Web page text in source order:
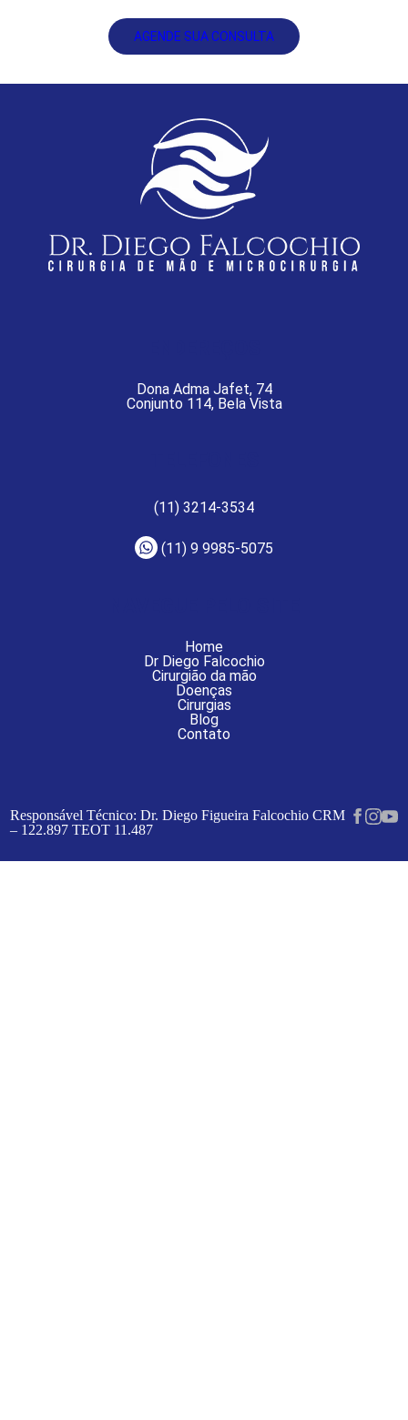
AGENDE SUA CONSULTA
Dona Adma Jafet, 74
Conjunto 114, Bela Vista
(11) 3214-3534
(11) 9 9985-5075
Home
Dr Diego Falcochio
Cirurgião da mão
Doenças
Cirurgias
Blog
Contato
Responsável Técnico: Dr. Diego Figueira Falcochio CRM
– 122.897 TEOT 11.487